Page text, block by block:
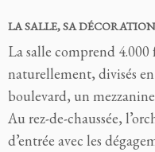
LA SALLE, SA DÉCORATION
La salle comprend
naturellement, divisés
boulevard, un
Au rez-de-chaussée,
d’entrée avec les